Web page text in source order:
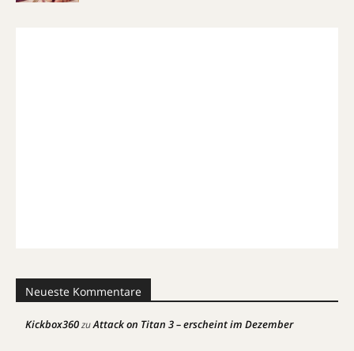
Neueste Kommentare
Kickbox360zuAttack on Titan 3 – erscheint im Dezember